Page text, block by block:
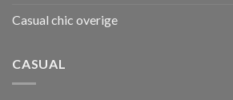
Casual chic overige
CASUAL